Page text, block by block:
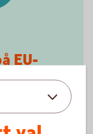
EU-
betalas